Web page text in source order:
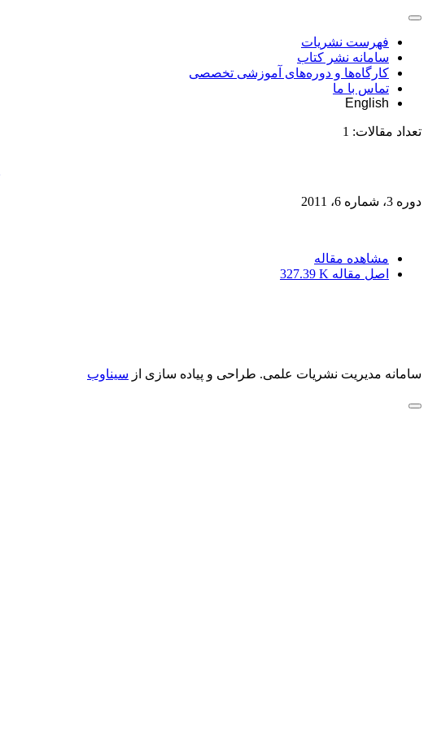
فهرست نشریات
سامانه نشر کتاب
کارگاه‌ها و دوره‌های آموزشی تخصصی
تماس با ما
English
تعداد مقالات: 1
دوره 3، شماره 6، 2011
مشاهده مقاله
اصل مقاله 327.39 K
سامانه مدیریت نشریات علمی. طراحی و پیاده سازی از سیناوب